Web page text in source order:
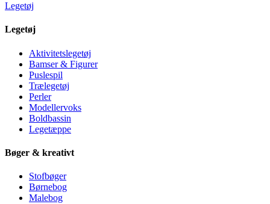
Legetøj
Legetøj
Aktivitetslegetøj
Bamser & Figurer
Puslespil
Trælegetøj
Perler
Modellervoks
Boldbassin
Legetæppe
Bøger & kreativt
Stofbøger
Børnebog
Malebog